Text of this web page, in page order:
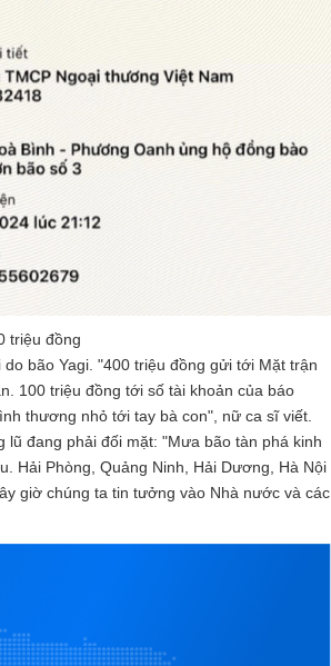
triệu đồng
bão Yagi. "400 triệu đồng gửi tới Mặt trận
100 triệu đồng tới số tài khoản của báo
thương nhỏ tới tay bà con", nữ ca sĩ viết.
đang phải đối mặt: "Mưa bão tàn phá kinh
Hải Phòng, Quảng Ninh, Hải Dương, Hà Nội
giờ chúng ta tin tưởng vào Nhà nước và các